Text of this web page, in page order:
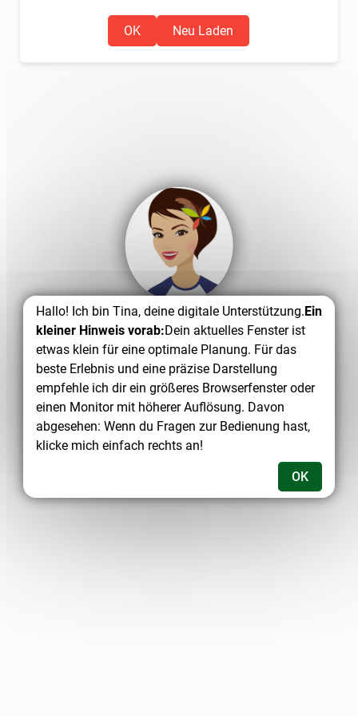
Hallo! Ich bin Tina, deine digitale Unterstützung.Ein
kleiner Hinweis vorab:Dein aktuelles Fenster ist
etwas klein für eine optimale Planung. Für das
beste Erlebnis und eine präzise Darstellung
empfehle ich dir ein größeres Browserfenster oder
einen Monitor mit höherer Auflösung. Davon
abgesehen: Wenn du Fragen zur Bedienung hast,
klicke mich einfach rechts an!
OK
OK Neu Laden